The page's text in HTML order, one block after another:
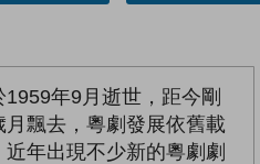
年9月逝世，距今剛
飄去，粵劇發展依舊載
年出現不少新的粵劇劇